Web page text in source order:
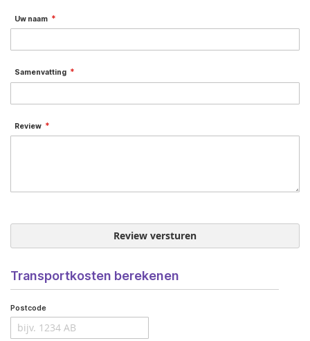
star
stars
stars
stars
stars
Uw naam
Samenvatting
Review
Review versturen
Transportkosten berekenen
Postcode